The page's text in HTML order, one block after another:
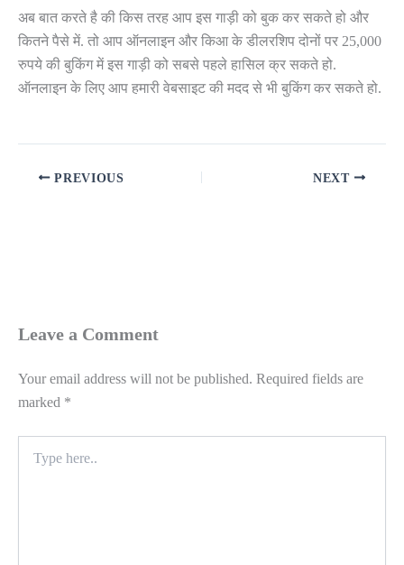
अब बात करते है की किस तरह आप इस गाड़ी को बुक कर सकते हो और
कितने पैसे में. तो आप ऑनलाइन और किआ के डीलरशिप दोनों पर 25,000
रुपये की बुकिंग में इस गाड़ी को सबसे पहले हासिल क्र सकते हो.
ऑनलाइन के लिए आप हमारी वेबसाइट की मदद से भी बुकिंग कर सकते हो.
PREVIOUS NEXT
Leave a Comment
Your email address will not be published. Required fields are
marked *
here..